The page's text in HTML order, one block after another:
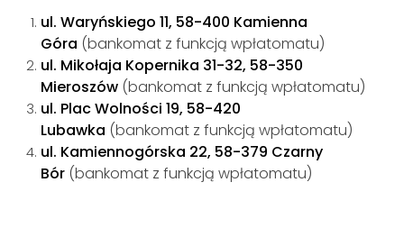
ul. Waryńskiego 11, 58-400 Kamienna
Góra (bankomat z funkcją wpłatomatu)
ul. Mikołaja Kopernika 31-32, 58-350
Mieroszów (bankomat z funkcją wpłatomatu)
ul. Plac Wolności 19, 58-420
Lubawka (bankomat z funkcją wpłatomatu)
ul. Kamiennogórska 22, 58-379 Czarny
Bór (bankomat z funkcją wpłatomatu)